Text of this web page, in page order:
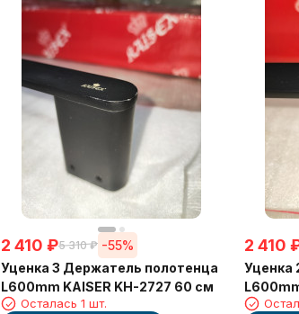
2 410 ₽5 310 ₽ -55%
Уценка 3 Держатель полотенца
L600mm KAISER KH-2727 60 см
Осталась 1 шт.
2 410
Уценка